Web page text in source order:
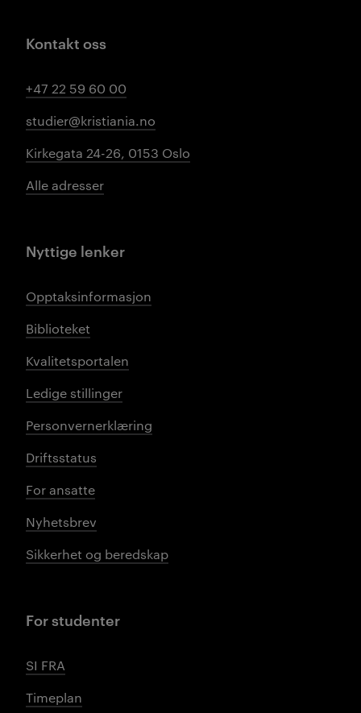
Kontakt oss
+47 22 59 60 00
studier@kristiania.no
Kirkegata 24-26, 0153 Oslo
Alle adresser
Nyttige lenker
Opptaksinformasjon
Biblioteket
Kvalitetsportalen
Ledige stillinger
Personvernerklæring
Driftsstatus
For ansatte
Nyhetsbrev
Sikkerhet og beredskap
For studenter
SI FRA
Timeplan